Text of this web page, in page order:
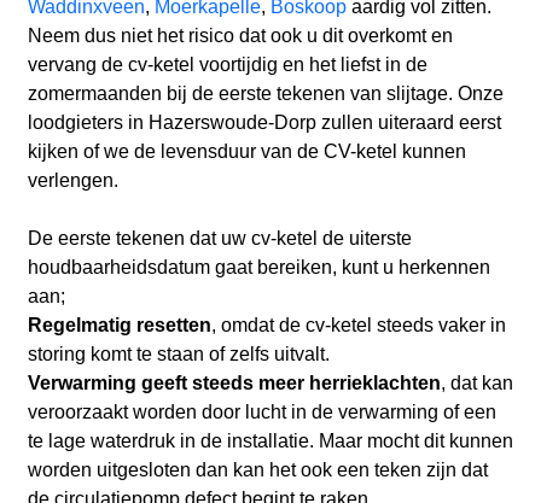
Waddinxveen, Moerkapelle, Boskoopaardig vol zitten.
Neem dus niet het risico dat ook u dit overkomt en
vervang de cv-ketel voortijdig en het liefst in de
zomermaanden bij de eerste tekenen van slijtage. Onze
loodgieters in Hazerswoude-Dorp zullen uiteraard eerst
kijken of we de levensduur van de CV-ketel kunnen
verlengen.
De eerste tekenen dat uw cv-ketel de uiterste
houdbaarheidsdatum gaat bereiken, kunt u herkennen
aan;
Regelmatig resetten, omdat de cv-ketel steeds vaker in
storing komt te staan of zelfs uitvalt.
Verwarming geeft steeds meer herrieklachten, dat kan
veroorzaakt worden door lucht in de verwarming of een
te lage waterdruk in de installatie. Maar mocht dit kunnen
worden uitgesloten dan kan het ook een teken zijn dat
de circulatiepomp defect begint te raken.